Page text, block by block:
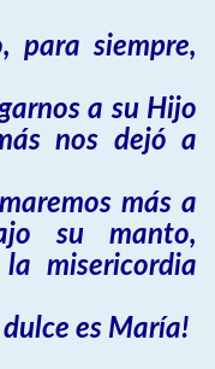
para siempre,
a su Hijo
nos dejó a
más a
su manto,
misericordia
dulce es María!